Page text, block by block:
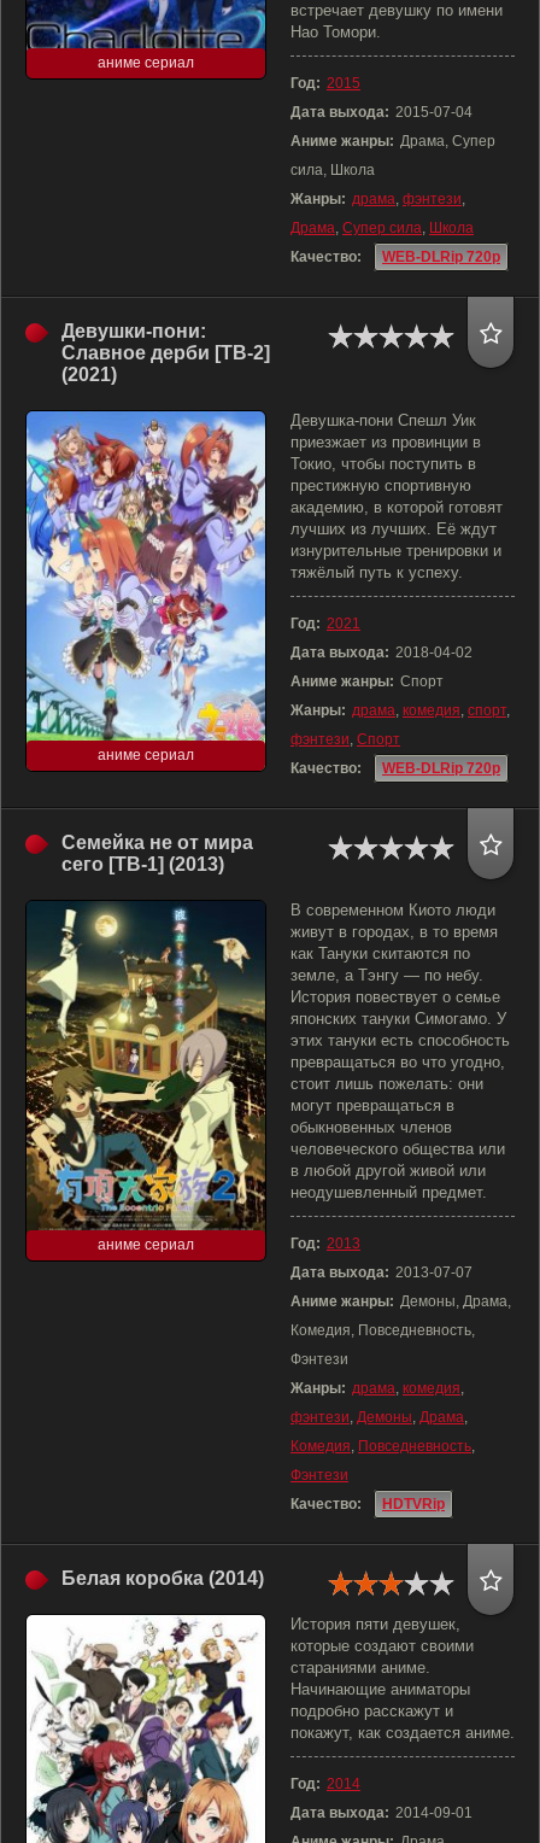
аниме сериал
встречает девушку по имени
Нао Томори.
Год: 2015
Дата выхода: 2015-07-04
Аниме жанры: Драма, Супер
сила, Школа
Жанры: драма, фэнтези,
Драма, Супер сила, Школа
Качество:
WEB-DLRip 720p
Девушки-пони:
Славное дерби [ТВ-2]
(2021)
аниме сериал
Девушка-пони Спешл Уик
приезжает из провинции в
Токио, чтобы поступить в
престижную спортивную
академию, в которой готовят
лучших из лучших. Её ждут
изнурительные тренировки и
тяжёлый путь к успеху.
Год: 2021
Дата выхода: 2018-04-02
Аниме жанры: Спорт
Жанры: драма, комедия, спорт,
фэнтези, Спорт
Качество:
WEB-DLRip 720p
Семейка не от мира
сего [ТВ-1] (2013)
аниме сериал
В современном Киото люди
живут в городах, в то время
как Тануки скитаются по
земле, а Тэнгу — по небу.
История повествует о семье
японских тануки Симогамо. У
этих тануки есть способность
превращаться во что угодно,
стоит лишь пожелать: они
могут превращаться в
обыкновенных членов
человеческого общества или
в любой другой живой или
неодушевленный предмет.
Год: 2013
Дата выхода: 2013-07-07
Аниме жанры: Демоны, Драма,
Комедия, Повседневность,
Фэнтези
Жанры: драма, комедия,
фэнтези, Демоны, Драма,
Комедия, Повседневность,
Фэнтези
Качество:
HDTVRip
Белая коробка (2014)
История пяти девушек,
которые создают своими
стараниями аниме.
Начинающие аниматоры
подробно расскажут и
покажут, как создается аниме.
Год: 2014
Дата выхода: 2014-09-01